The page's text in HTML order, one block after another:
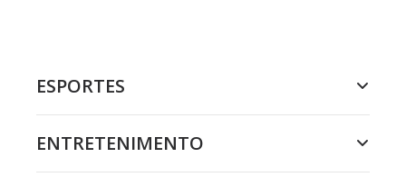
ESPORTES
ENTRETENIMENTO